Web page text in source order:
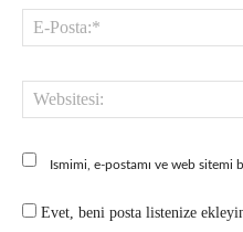
Ismimi, e-postamı ve web sitemi
Evet, beni posta listenize